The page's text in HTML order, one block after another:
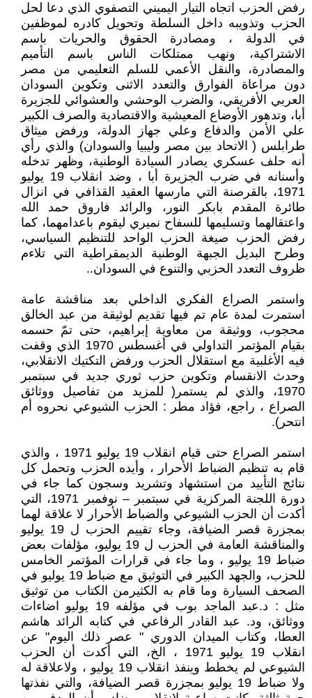
رفض الحزب اتجاه التيار اليميني التصفوي الذي دعا لحل
الحزب وتذويبه داخل السلطة وتحويل كادره لموظفين
في الدولة ، ومصادرة الحقوق والحريات باسم
الاشتراكية، ونهب ممتلكات الناس باسم التأميم
والمصادرة، والنقل الأعمي للسلم التعليمي من مصر
دون مراعاة الفوارق والتعدد الاثنى وتكوين السودان
العربي الأفريقي، والضرب الوحشي والعشوائي للجزيرة
أبا، وتدهور الأوضاع المعيشية والاقتصادية والصرف الكبير
علي الأمن والدفاع وعلي جهاز الدولة، ورفض ميثاق
طرابلس ( الاتحاد بين مصر وليبيا والسودان) والذي رأي
أنه حلف عسكري يصادر السيادة الوطنية، وظهر تدخله
وأسنانه في ضرب الجزيرة أبا ، وضد انقلاب 19 يوليو
1971، بالقرصنة التي مارسها العقيد القذافي في انزال
طائرة المقدم بابكر النور، والرائد فاروق حمد الله
واعتقالهما وتسليمها للسفاح نميري ليقوم باعدامهما، كما
رفض الحزب صيغة الحزب الواحد للتنظيم السياسي،
وطرح البديل الجبهة الوطنية الديمقراطية التي تلاءم
ظروف التعدد الحزبي والتنوع في السودان..
واستمر الصراع الفكري الداخلي بعد مناقشة عامة
استمرت لمدة عام تم فيها تقديم لوثيقة من عبد الخالق
محجوب، ووثيقة من معاوية إبراهيم، حتى تمّ حسمه
بقيام المؤتمر التداولي في أغسطس 1970 الذي وقفت
فيه الأغلبية مع استقلال الحزب ورفض التكتيك الانقلابي،
وحدث الانقسام وتكوين حزب ثوري جديد في سبتمبر
1970، والذي لم يستمر( للمزيد من تفاصيل ووثائق
الصراع ، راجع، فؤاد مطر : الحزب الشيوعي نحروه أم
انتحر).
استمر الصراع حتى قيام انقلاب 19 يوليو 1971 ، والذي
قام به تنظيم الضباط الأحرار ، وأيده الحزب وتحمل كل
نتائج التأييد من استشهاد وتشريد وسجون كما جاء في
دورة اللجنة المركزية في سبتمبر – نوفمبر 1971، التي
أكدت أن الحزب الشيوعي والضباط الأحرار لا علاقة لهما
بمجزرة قصر الضيافة، وجاء تقييم الحزب ل 19 يوليو
والمناقشة العامة في الحزب ل 19 يوليو، مؤلفات بعض
ضباط 19 يوليو ، وما جاء في قرارات المؤتمر الخامس
للحزب، والجهد الكبير في التوثيق مع ضباط 19 يوليو في
الصحف السيارة وما قام به الكثيرمن الكتاب من توثيق
مثل : د.عبد الماجد بوب في مؤلفه 19 يوليو اضاءات
ووثائق، ود. عبد القادر الرفاعي في كتابه الرائد هاشم
العطا، وكتاب الميدان الدوري " عصر ذلك اليوم" عن
انقلاب 19 يوليو 1971 ، الخ، التي أكدت أن الحزب
الشيوعي لم يخطط وينفذ انقلاب 19 يوليو ، ولاعلاقة له
ولا ضباط 19 يوليو بمجزرة قصر الضيافة، والتي نفذتها